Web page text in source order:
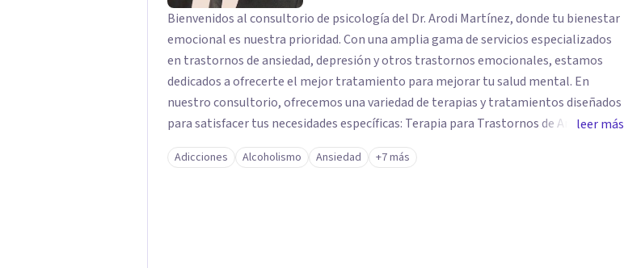
Bienvenidos al consultorio de psicología del Dr. Arodi Martínez, donde tu bienestar
emocional es nuestra prioridad. Con una amplia gama de servicios especializados
en trastornos de ansiedad, depresión y otros trastornos emocionales, estamos
dedicados a ofrecerte el mejor tratamiento para mejorar tu salud mental. En
nuestro consultorio, ofrecemos una variedad de terapias y tratamientos diseñados
para satisfacer tus necesidades específicas: Terapia para Trastornos de Ansiedad y
Depresión: Somos expertos en el tratamiento de la ansiedad y la depresión,
utilizando enfoques basados en evidencia para ayudarte a recuperar tu bienestar
leer más
Adicciones Alcoholismo Ansiedad +7 más